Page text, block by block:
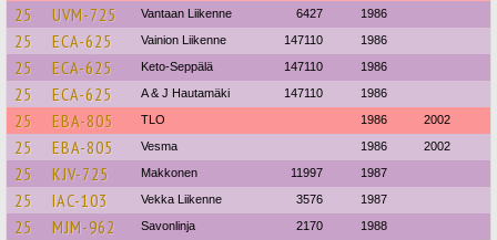
25 UVM-725 Vantaan Liikenne 6427 1986
25 ECA-625 Vainion Liikenne 147110 1986
25 ECA-625 Keto-Seppälä 147110 1986
25 ECA-625 A & J Hautamäki 147110 1986
25 EBA-805 TLO 1986 2002
25 EBA-805 Vesma 1986 2002
25 KJV-725 Makkonen 11997 1987
25 IAC-103 Vekka Liikenne 3576 1987
25 MJM-962 Savonlinja 2170 1988